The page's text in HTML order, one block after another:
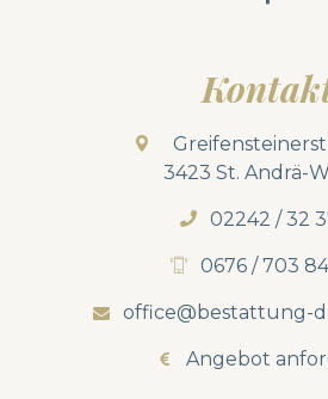
3423 St. Andrä-
02242 / 32
0676 / 703
office@bestattung-
Angebot